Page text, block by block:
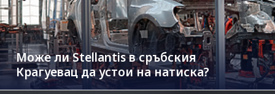
Може ли Stellantis в сръбския
Крагуевац да устои на натиска?